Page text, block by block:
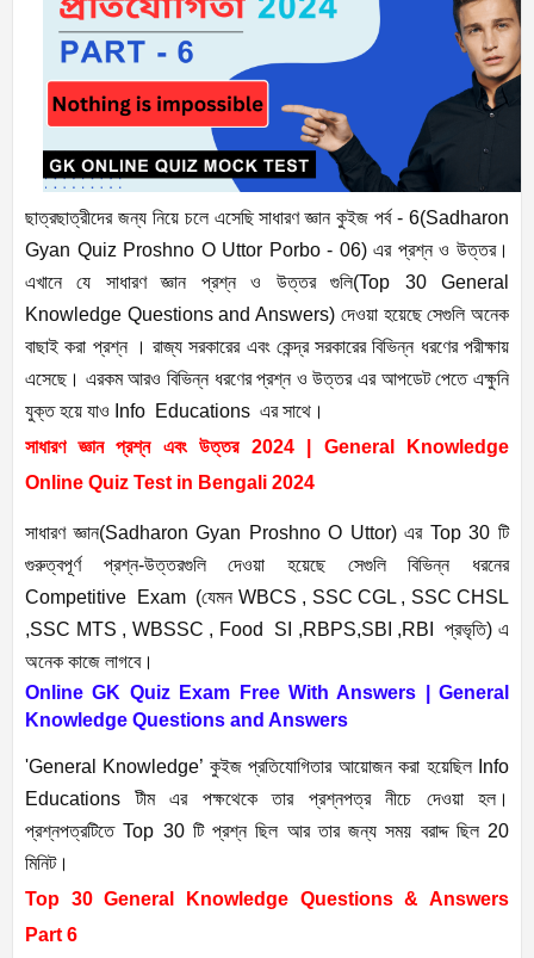
ছাত্রছাত্রীদের জন্য নিয়ে চলে এসেছি সাধারণ জ্ঞান কুইজ পর্ব - 6(Sadharon
Gyan Quiz Proshno O Uttor Porbo - 06) এর প্রশ্ন ও উত্তর।
এখানে যে সাধারণ জ্ঞান প্রশ্ন ও উত্তর গুলি(Top 30 General
Knowledge Questions and Answers) দেওয়া হয়েছে সেগুলি অনেক
বাছাই করা প্রশ্ন । রাজ্য সরকারের এবং কেন্দ্র সরকারের বিভিন্ন ধরণের পরীক্ষায়
এসেছে। এরকম আরও বিভিন্ন ধরণের প্রশ্ন ও উত্তর এর আপডেট পেতে এক্ষুনি
যুক্ত হয়ে যাও Info Educations এর সাথে।
সাধারণ জ্ঞান প্রশ্ন এবং উত্তর 2024 | General Knowledge
Online Quiz Test in Bengali 2024
সাধারণ জ্ঞান(Sadharon Gyan Proshno O Uttor) এর Top 30 টি
গুরুত্বপূর্ণ প্রশ্ন-উত্তরগুলি দেওয়া হয়েছে সেগুলি বিভিন্ন ধরনের
Competitive Exam (যেমন WBCS , SSC CGL , SSC CHSL
,SSC MTS , WBSSC , Food SI ,RBPS,SBI ,RBI প্রভৃতি) এ
অনেক কাজে লাগবে।
Online GK Quiz Exam Free With Answers | General
Knowledge Questions and Answers
'General Knowledge’ কুইজ প্রতিযোগিতার আয়োজন করা হয়েছিল Info
Educations টীম এর পক্ষথেকে তার প্রশ্নপত্র নীচে দেওয়া হল।
প্রশ্নপত্রটিতে Top 30 টি প্রশ্ন ছিল আর তার জন্য সময় বরাদ্দ ছিল 20
মিনিট।
Top 30 General Knowledge Questions & Answers
Part 6